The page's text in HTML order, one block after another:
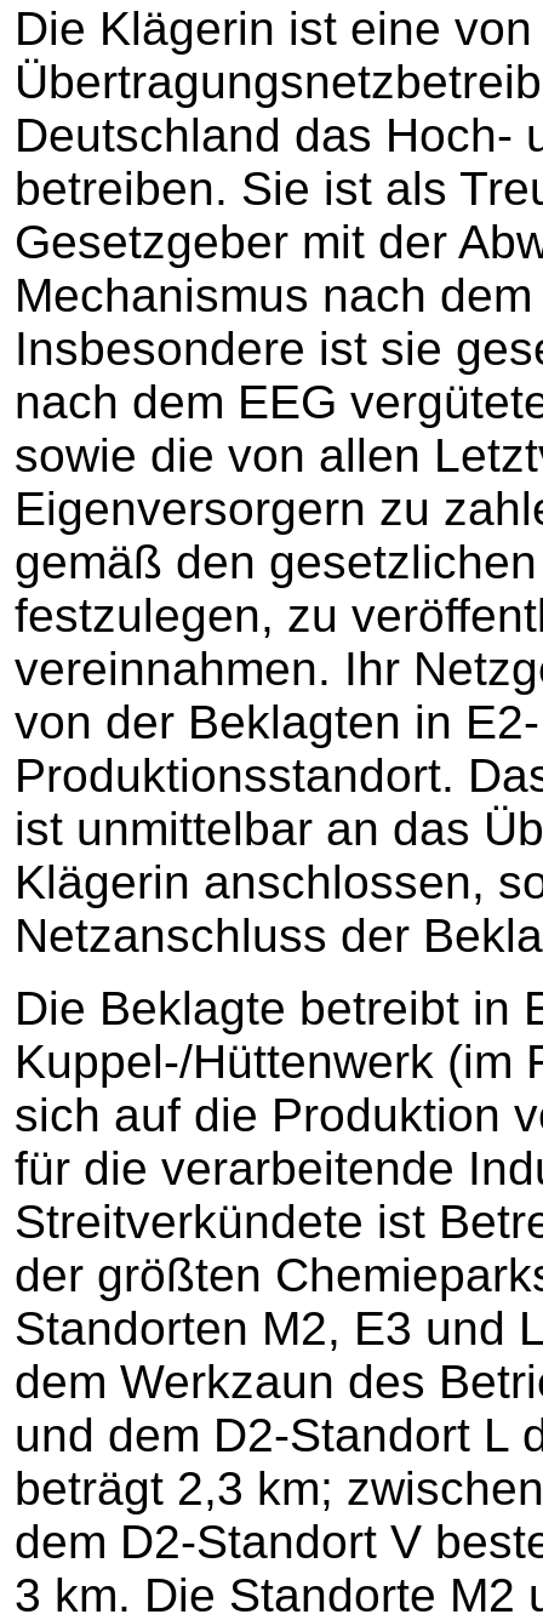
Die Klägerin ist eine
Deutschland das Hoch-
betreiben. Sie ist als
Gesetzgeber mit der
Mechanismus nach
Insbesondere ist sie
nach dem EEG
sowie die von allen
Eigenversorgern zu
gemäß den
festzulegen, zu
vereinnahmen. Ihr
von der Beklagten in
Produktionsstandort.
ist unmittelbar an das
Klägerin anschlossen,
Netzanschluss der
Die Beklagte betreibt in
Kuppel-/Hüttenwerk (im
sich auf die Produktion
für die verarbeitende
Streitverkündete ist
der größten
Standorten M2, E3 und
dem Werkzaun des
und dem D2-Standort L
beträgt 2,3 km;
dem D2-Standort V
3 km. Die Standorte M2